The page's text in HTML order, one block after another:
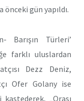
gün yapıldı.
Barışın Türleri’
farklı uluslardan
Dezz Deniz,
Ofer Golany ise
kastederek, „Orası